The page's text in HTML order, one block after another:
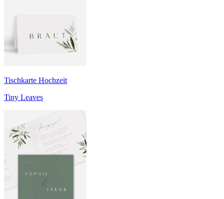
Tischkarte Hochzeit
Tiny Leaves